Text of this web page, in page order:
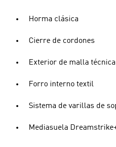
Horma clásica
Cierre de cordones
Exterior de malla
Forro interno textil
Sistema de varillas de
Mediasuela